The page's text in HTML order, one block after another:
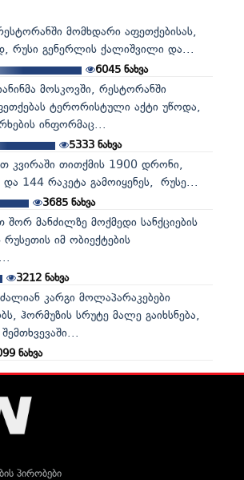
მომხდარი აფეთქებისას,
რუსი გენერლის ქალიშვილი და...
6045 ნახვა
მოსკოვში, რესტორანში
ტერორისტული აქტი უწოდა,
ინფორმაც...
5333ნახვა
კვირაში თითქმის 1900 დრონი,
144 რაკეტა გამოიყენეს, რუსე...
3685ნახვა
შორ მანძილზე მოქმედი სანქციების
რუსეთის იმ ობიექტების
3212ნახვა
კარგი მოლაპარაკებები
ჰორმუზის სრუტე მალე გაიხსნება,
ნახვა
პირობები